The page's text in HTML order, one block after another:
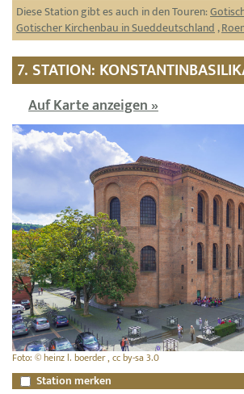
Diese Station gibt es auch in den Touren:
Gotischer Kirchenbau in Sueddeutschland,
7. STATION:
Auf Karte anzeigen »
Foto: © heinz l. boerder , cc by-sa 3.0
Station merken